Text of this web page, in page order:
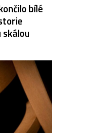
bílé
skálou